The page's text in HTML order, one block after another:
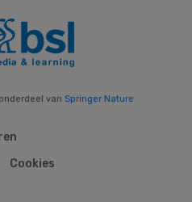
van Springer Nature
Cookies